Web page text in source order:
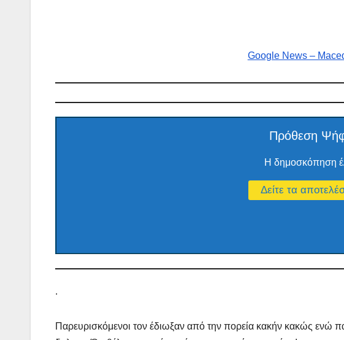
Google News –
Πρόθεση
Η δημοσκόπηση
.
Παρευρισκόμενοι τον έδιωξαν από την πορεία κακήν κακώς ενώ